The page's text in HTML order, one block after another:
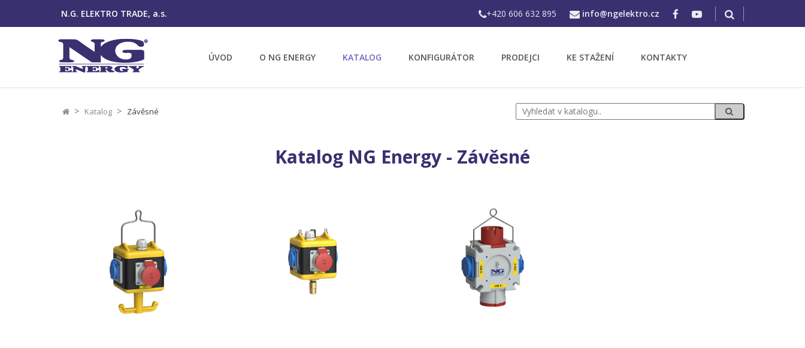
N.G. ELEKTRO TRADE, a.s. +420 606 632 895 info@ngelektro.cz
ÚVOD O NG ENERGY KATALOG KONFIGURÁTOR PRODEJCI KE STAŽENÍ KONTAKTY
Katalog Závěsné
Katalog NG Energy - Závěsné